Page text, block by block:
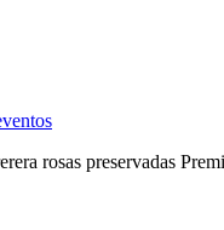
rosas preservadas